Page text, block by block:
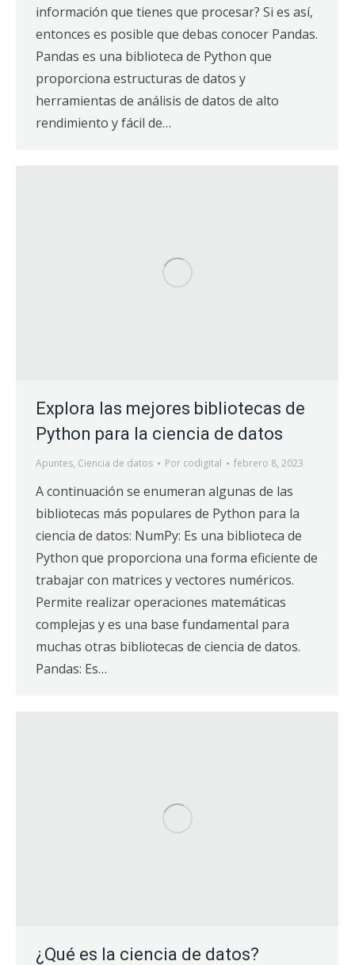
información que tienes que procesar? Si es así,
entonces es posible que debas conocer Pandas.
Pandas es una biblioteca de Python que
proporciona estructuras de datos y
herramientas de análisis de datos de alto
rendimiento y fácil de…
Explora las mejores bibliotecas de
Python para la ciencia de datos
Apuntes, Ciencia de datos Por codigital febrero 8, 2023
A continuación se enumeran algunas de las
bibliotecas más populares de Python para la
ciencia de datos: NumPy: Es una biblioteca de
Python que proporciona una forma eficiente de
trabajar con matrices y vectores numéricos.
Permite realizar operaciones matemáticas
complejas y es una base fundamental para
muchas otras bibliotecas de ciencia de datos.
Pandas: Es…
¿Qué es la ciencia de datos?